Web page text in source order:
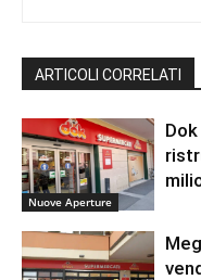
ARTICOLI CORRELATI
Nuove Aperture